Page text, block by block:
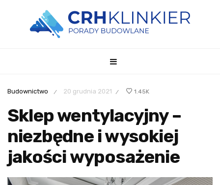
Budownictwo / 20 grudnia 2021 / 1.45K
Sklep wentylacyjny –
niezbędne i wysokiej
jakości wyposażenie